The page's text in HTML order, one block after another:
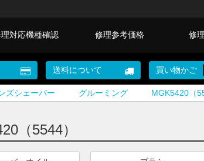
対応機種確認 修理参考価格 修
送料について 買い物かご
ズシェーバー グルーミング MGK5420（
（5544）